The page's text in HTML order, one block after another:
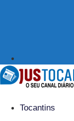
Tocantins